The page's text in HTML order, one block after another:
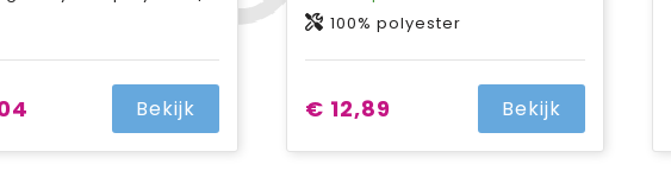
Bekijk
100% polyester
€ 12,89 Bekijk